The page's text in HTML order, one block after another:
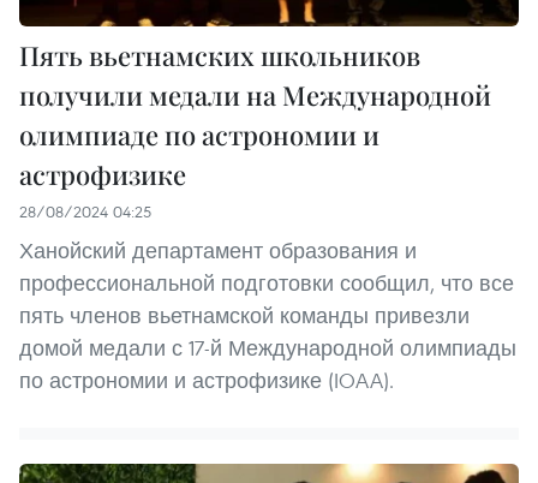
Пять вьетнамских школьников
получили медали на Международной
олимпиаде по астрономии и
астрофизике
28/08/2024 04:25
Ханойский департамент образования и
профессиональной подготовки сообщил, что все
пять членов вьетнамской команды привезли
домой медали с 17-й Международной олимпиады
по астрономии и астрофизике (IOAA).